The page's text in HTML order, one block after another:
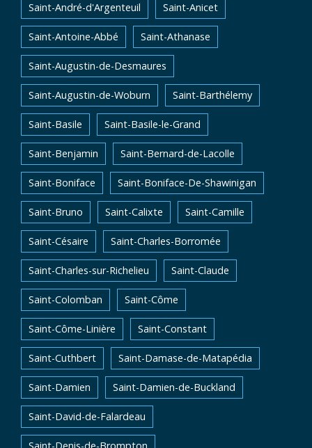
Saint-André-d'Argenteuil Saint-Anicet
Saint-Antoine-Abbé Saint-Athanase
Saint-Augustin-de-Desmaures
Saint-Augustin-de-Woburn Saint-Barthélemy
Saint-Basile Saint-Basile-le-Grand
Saint-Benjamin Saint-Bernard-de-Lacolle
Saint-Boniface Saint-Boniface-De-Shawinigan
Saint-Bruno Saint-Calixte Saint-Camille
Saint-Césaire Saint-Charles-Borromée
Saint-Charles-sur-Richelieu Saint-Claude
Saint-Colomban Saint-Côme
Saint-Côme-Linière Saint-Constant
Saint-Cuthbert Saint-Damase-de-Matapédia
Saint-Damien Saint-Damien-de-Buckland
Saint-David-de-Falardeau